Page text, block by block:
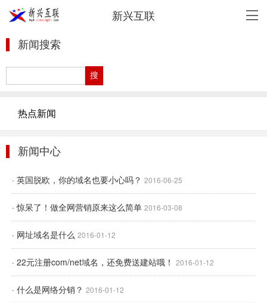
新兴互联
新闻搜索
热点新闻
新闻中心
· 英国脱欧，你的域名也要小心吗？ 2016-06-25
· 惊呆了！做全网营销原来这么简单 2016-03-08
· 网址域名是什么 2016-01-12
· 22元注册com/net域名，还免费送建站哦！ 2016-01-12
· 什么是网络分销？ 2016-01-12